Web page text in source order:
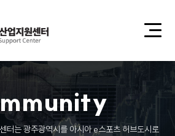
mmunity
터는 광주광역시를 아시아 e스포츠 허브도시로